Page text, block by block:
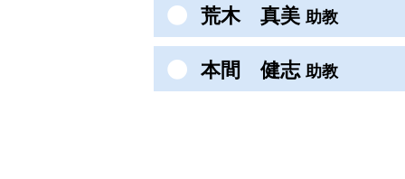
荒木 真美助教
本間 健志助教